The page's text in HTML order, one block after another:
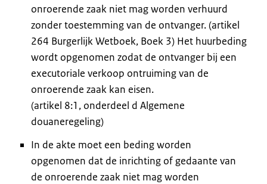
onroerende zaak niet mag worden verhuurd
zonder toestemming van de ontvanger. (artikel
264 Burgerlijk Wetboek, Boek 3) Het huurbeding
wordt opgenomen zodat de ontvanger bij een
executoriale verkoop ontruiming van de
onroerende zaak kan eisen.
(artikel 8:1, onderdeel d Algemene
douaneregeling)
In de akte moet een beding worden
opgenomen dat de inrichting of gedaante van
de onroerende zaak niet mag worden